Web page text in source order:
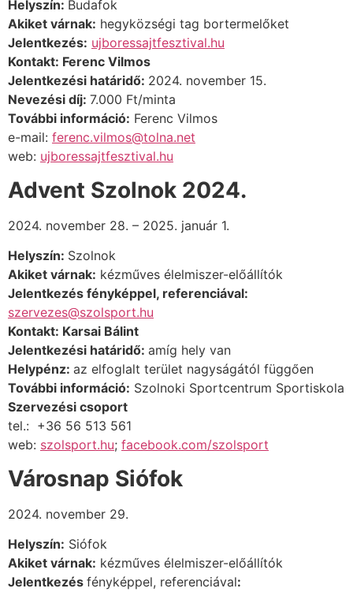
Helyszín: Budafok
Akiket várnak: hegyközségi tag bortermelőket
Jelentkezés: ujboressajtfesztival.hu
Kontakt: Ferenc Vilmos
Jelentkezési határidő: 2024. november 15.
Nevezési díj: 7.000 Ft/minta
További információ: Ferenc Vilmos
e-mail: ferenc.vilmos@tolna.net
web: ujboressajtfesztival.hu
Advent Szolnok 2024.
2024. november 28. – 2025. január 1.
Helyszín: Szolnok
Akiket várnak: kézműves élelmiszer-előállítók
Jelentkezés fényképpel, referenciával:
szervezes@szolsport.hu
Kontakt: Karsai Bálint
Jelentkezési határidő: amíg hely van
Helypénz: az elfoglalt terület nagyságától függően
További információ: Szolnoki Sportcentrum Sportiskola
Szervezési csoport
tel.: +36 56 513 561
web: szolsport.hu; facebook.com/szolsport
Városnap Siófok
2024. november 29.
Helyszín: Siófok
Akiket várnak: kézműves élelmiszer-előállítók
Jelentkezés fényképpel, referenciával: